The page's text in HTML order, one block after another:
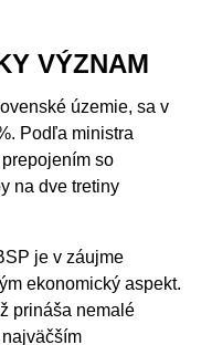
VÝZNAM
územie, sa v
Podľa ministra
so
na dve tretiny
je v záujme
ekonomický aspekt.
prináša nemalé